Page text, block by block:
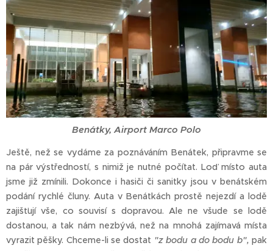
Benátky, Airport Marco Polo
Ještě, než se vydáme za poznáváním Benátek, připravme se
na pár výstředností, s nimiž je nutné počítat. Loď místo auta
jsme již zmínili. Dokonce i hasiči či sanitky jsou v benátském
podání rychlé čluny. Auta v Benátkách prostě nejezdí a lodě
zajišťují vše, co souvisí s dopravou. Ale ne všude se lodě
dostanou, a tak nám nezbývá, než na mnohá zajímavá místa
vyrazit pěšky. Chceme-li se dostat "z bodu a do bodu b", pak